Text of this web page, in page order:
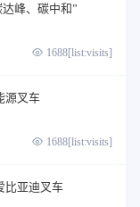
峰、碳中和”
1688[list:visits]
源叉车
1688[list:visits]
比亚迪叉车